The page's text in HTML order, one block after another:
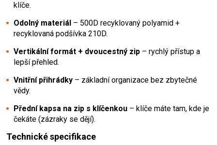
klíče.
Odolný materiál – 500D recyklovaný polyamid +
recyklovaná podšívka 210D.
Vertikální formát + dvoucestný zip – rychlý přístup a
lepší přehled.
Vnitřní přihrádky – základní organizace bez zbytečné
vědy.
Přední kapsa na zip s klíčenkou – klíče máte tam, kde je
čekáte (zázraky se dějí).
Technické specifikace